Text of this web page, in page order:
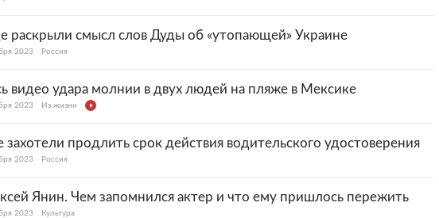
раскрыли смысл слов Дуды об «утопающей» Украине
2023 Россия
видео удара молнии в двух людей на пляже в Мексике
2023 Из жизни
захотели продлить срок действия водительского удостоверения
2023 Россия
Янин. Чем запомнился актер и что ему пришлось пережить
2023 Культура